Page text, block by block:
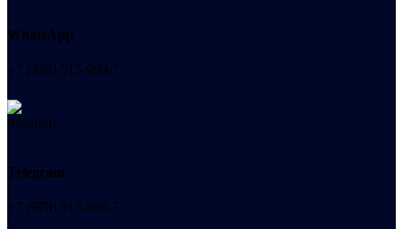
WhatsApp
+7 (978) 515-999-7
Telegram
+7 (978) 515-999-7